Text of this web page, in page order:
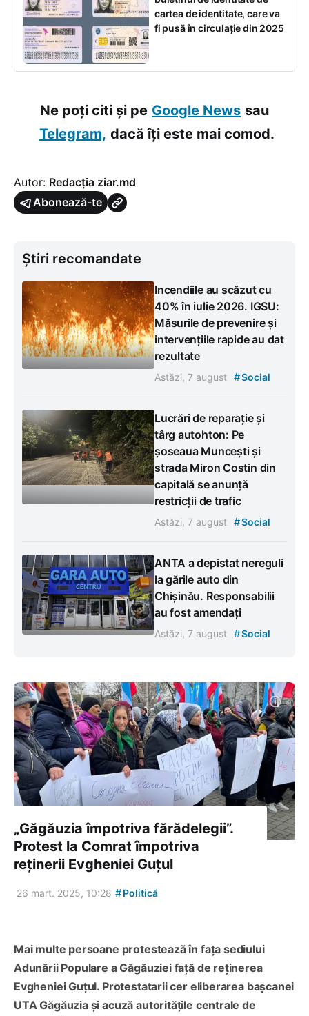
cartea de identitate, care va
fi pusă în circulație din 2025
Ne poți citi și pe Google News sau
Telegram, dacă îți este mai comod.
Autor: Redacția ziar.md
Abonează-te
Știri recomandate
Incendiile au scăzut cu
40% în iulie 2026. IGSU:
Măsurile de prevenire și
intervențiile rapide au dat
rezultate
Astăzi, 7 august #Social
Lucrări de reparație și
târg autohton: Pe
șoseaua Muncești și
strada Miron Costin din
capitală se anunță
restricții de trafic
Astăzi, 7 august #Social
ANTA a depistat nereguli
la gările auto din
Chișinău. Responsabilii
au fost amendați
Astăzi, 7 august #Social
„Găgăuzia împotriva fărădelegii”.
Protest la Comrat împotriva
reținerii Evgheniei Guțul
26 mart. 2025, 10:28 #Politică
Mai multe persoane protestează în fața sediului
Adunării Populare a Găgăuziei față de reținerea
Evgheniei Guțul. Protestatarii cer eliberarea bașcanei
UTA Găgăuzia și acuză autoritățile centrale de